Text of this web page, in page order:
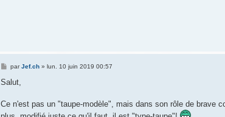
M
s
g
parJef.ch» lun. 10 juin 2019 00:57
Salut,
Ce n'est pas un "taupe-modèle", mais dans son rôle de brave